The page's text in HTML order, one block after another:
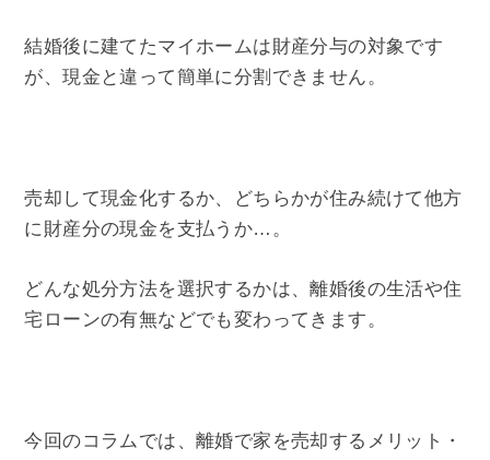
結婚後に建てたマイホームは財産分与の対象です
が、現金と違って簡単に分割できません。
売却して現金化するか、どちらかが住み続けて他方
に財産分の現金を支払うか…。
どんな処分方法を選択するかは、離婚後の生活や住
宅ローンの有無などでも変わってきます。
今回のコラムでは、離婚で家を売却するメリット・